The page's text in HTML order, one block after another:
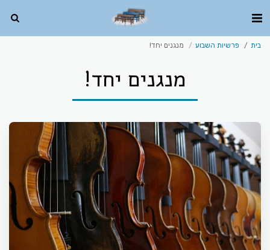
בית פרשיות השבוע מנגנים יחד!
מנגנים יחד!